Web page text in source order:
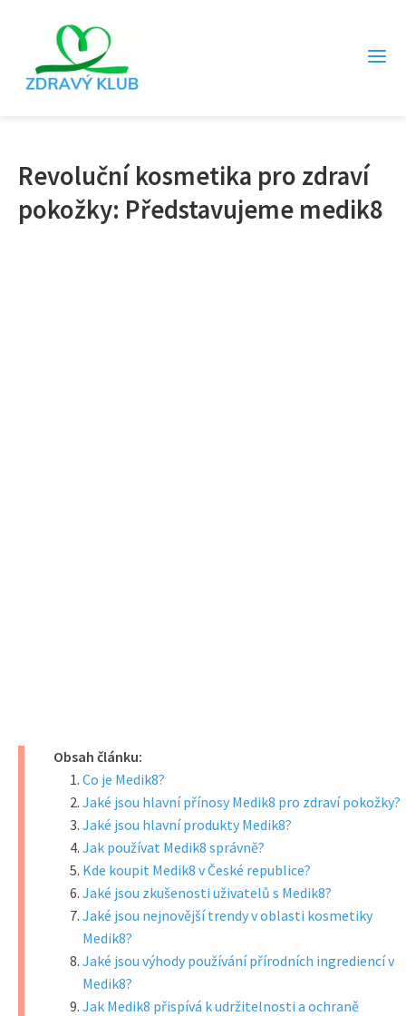
Revoluční kosmetika pro zdraví
pokožky: Představujeme medik8
Obsah článku:
Co je Medik8?
Jaké jsou hlavní přínosy Medik8 pro zdraví pokožky?
Jaké jsou hlavní produkty Medik8?
Jak používat Medik8 správně?
Kde koupit Medik8 v České republice?
Jaké jsou zkušenosti uživatelů s Medik8?
Jaké jsou nejnovější trendy v oblasti kosmetiky
Medik8?
Jaké jsou výhody používání přírodních ingrediencí v
Medik8?
Jak Medik8 přispívá k udržitelnosti a ochraně